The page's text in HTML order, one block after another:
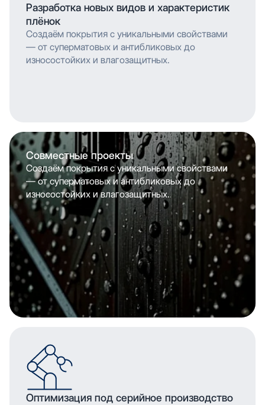
Разработка новых видов и характеристик
плёнок
Создаём покрытия с уникальными свойствами
— от суперматовых и антибликовых до
износостойких и влагозащитных.
Совместные проекты
Создаём покрытия с уникальными свойствами
— от суперматовых и антибликовых до
износостойких и влагозащитных.
Оптимизация под серийное производство